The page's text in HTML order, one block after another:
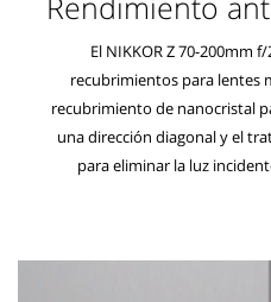
El NIKKOR Z 70-200mm
recubrimientos para lentes
recubrimiento de nanocristal
una dirección diagonal y el
para eliminar la luz